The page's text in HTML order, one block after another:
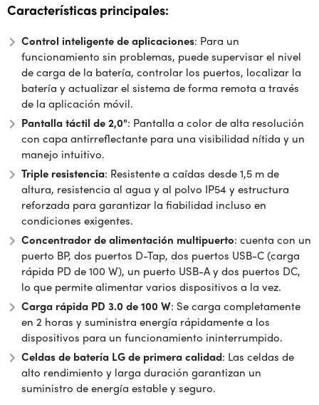
Características principales:
Control inteligente de aplicaciones: Para un
funcionamiento sin problemas, puede supervisar el nivel
de carga de la batería, controlar los puertos, localizar la
batería y actualizar el sistema de forma remota a través
de la aplicación móvil.
Pantalla táctil de 2,0": Pantalla a color de alta resolución
con capa antirreflectante para una visibilidad nítida y un
manejo intuitivo.
Triple resistencia: Resistente a caídas desde 1,5 m de
altura, resistencia al agua y al polvo IP54 y estructura
reforzada para garantizar la fiabilidad incluso en
condiciones exigentes.
Concentrador de alimentación multipuerto: cuenta con un
puerto BP, dos puertos D-Tap, dos puertos USB-C (carga
rápida PD de 100 W), un puerto USB-A y dos puertos DC,
lo que permite alimentar varios dispositivos a la vez.
Carga rápida PD 3.0 de 100 W: Se carga completamente
en 2 horas y suministra energía rápidamente a los
dispositivos para un funcionamiento ininterrumpido.
Celdas de batería LG de primera calidad: Las celdas de
alto rendimiento y larga duración garantizan un
suministro de energía estable y seguro.